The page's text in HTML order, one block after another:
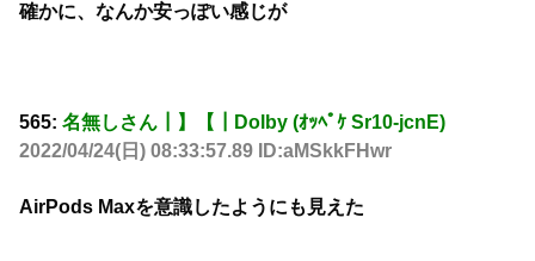
確かに、なんか安っぽい感じが
565: 名無しさん┃】【┃Dolby (ｵｯﾍﾟｹ Sr10-jcnE)
2022/04/24(日) 08:33:57.89 ID:aMSkkFHwr
AirPods Maxを意識したようにも見えた